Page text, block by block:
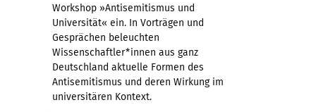
Workshop »Antisemitismus und
Universität« ein. In Vorträgen und
Gesprächen beleuchten
Wissenschaftler*innen aus ganz
Deutschland aktuelle Formen des
Antisemitismus und deren Wirkung im
universitären Kontext.